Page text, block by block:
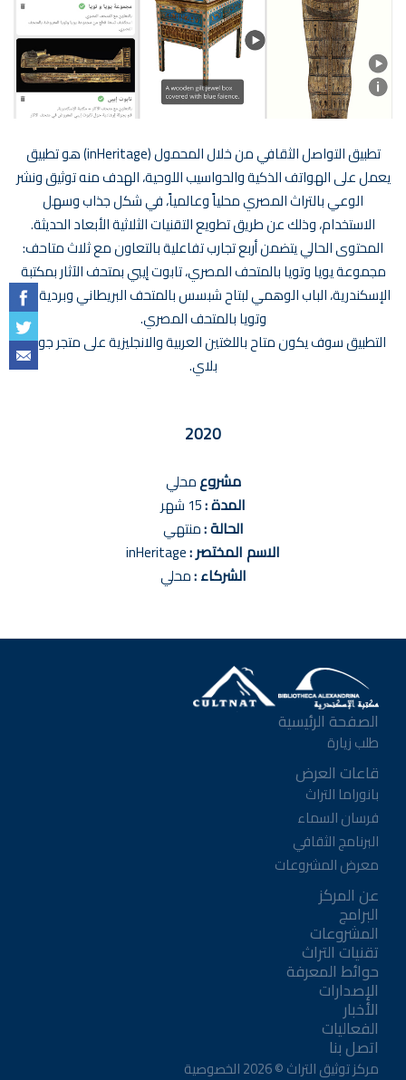
تطبيق التواصل الثقافي من خلال المحمول (inHeritage) هو تطبيق
يعمل على الهواتف الذكية والحواسيب اللوحية، الهدف منه توثيق ونشر
الوعي بالتراث المصري محلياً وعالمياً، في شكل جذاب وسهل
الاستخدام، وذلك عن طريق تطويع التقنيات الثلاثية الأبعاد الحديثة.
المحتوى الحالي يتضمن أربع تجارب تفاعلية بالتعاون مع ثلاث متاحف:
مجموعة يويا وتويا بالمتحف المصري، تابوت إيبي بمتحف الآثار بمكتبة
الإسكندرية، الباب الوهمي لبتاح شبسس بالمتحف البريطاني وبردية يويا
وتويا بالمتحف المصري.
التطبيق سوف يكون متاح باللغتين العربية والانجليزية على متجر جوجل
بلاي.
2020
مشروعمحلي
المدة :15 شهر
الحالة :منتهي
الاسم المختصر :inHeritage
الشركاء :محلي
الصفحة الرئيسية
طلب زيارة
قاعات العرض
بانوراما التراث
فرسان السماء
البرنامج الثقافي
معرض المشروعات
عن المركز
البرامج
المشروعات
تقنيات التراث
حوائط المعرفة
الإصدارات
الأخبار
الفعاليات
اتصل بنا
مركز توثيق التراث ©2026الخصوصية